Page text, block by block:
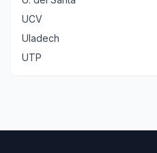
UCV
Uladech
UTP